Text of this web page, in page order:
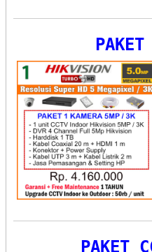
PAKET
PAKET